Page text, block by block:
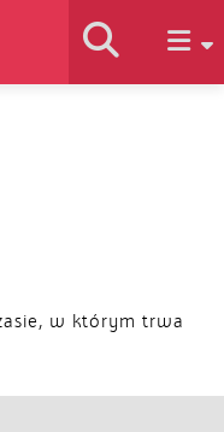
w którym trwa